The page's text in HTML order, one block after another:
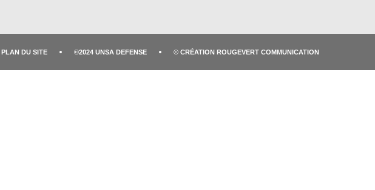
PLAN DU SITE ©2024 UNSA DEFENSE © CRÉATION ROUGEVERT COMMUNICATION